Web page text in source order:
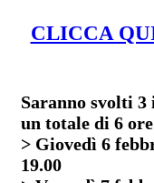
CLICCA
Saranno svolti
un totale di 6 ore
> Giovedì 6
19.00